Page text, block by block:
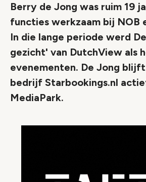
Berry de Jong was ruim 19
functies werkzaam bij NOB
In die lange periode werd
gezicht' van DutchView als
evenementen. De Jong
bedrijf Starbookings.nl
MediaPark.